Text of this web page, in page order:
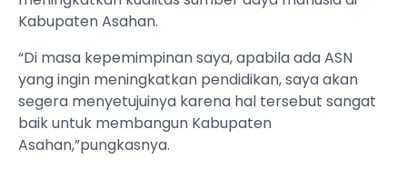
Kabupaten Asahan.
“Di masa kepemimpinan saya, apabila ada ASN
yang ingin meningkatkan pendidikan, saya akan
segera menyetujuinya karena hal tersebut sangat
baik untuk membangun Kabupaten
Asahan,”pungkasnya.